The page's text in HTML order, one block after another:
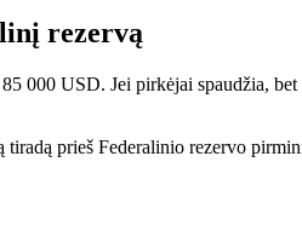
rezervą
000 USD. Jei pirkėjai spaudžia,
prieš Federalinio rezervo